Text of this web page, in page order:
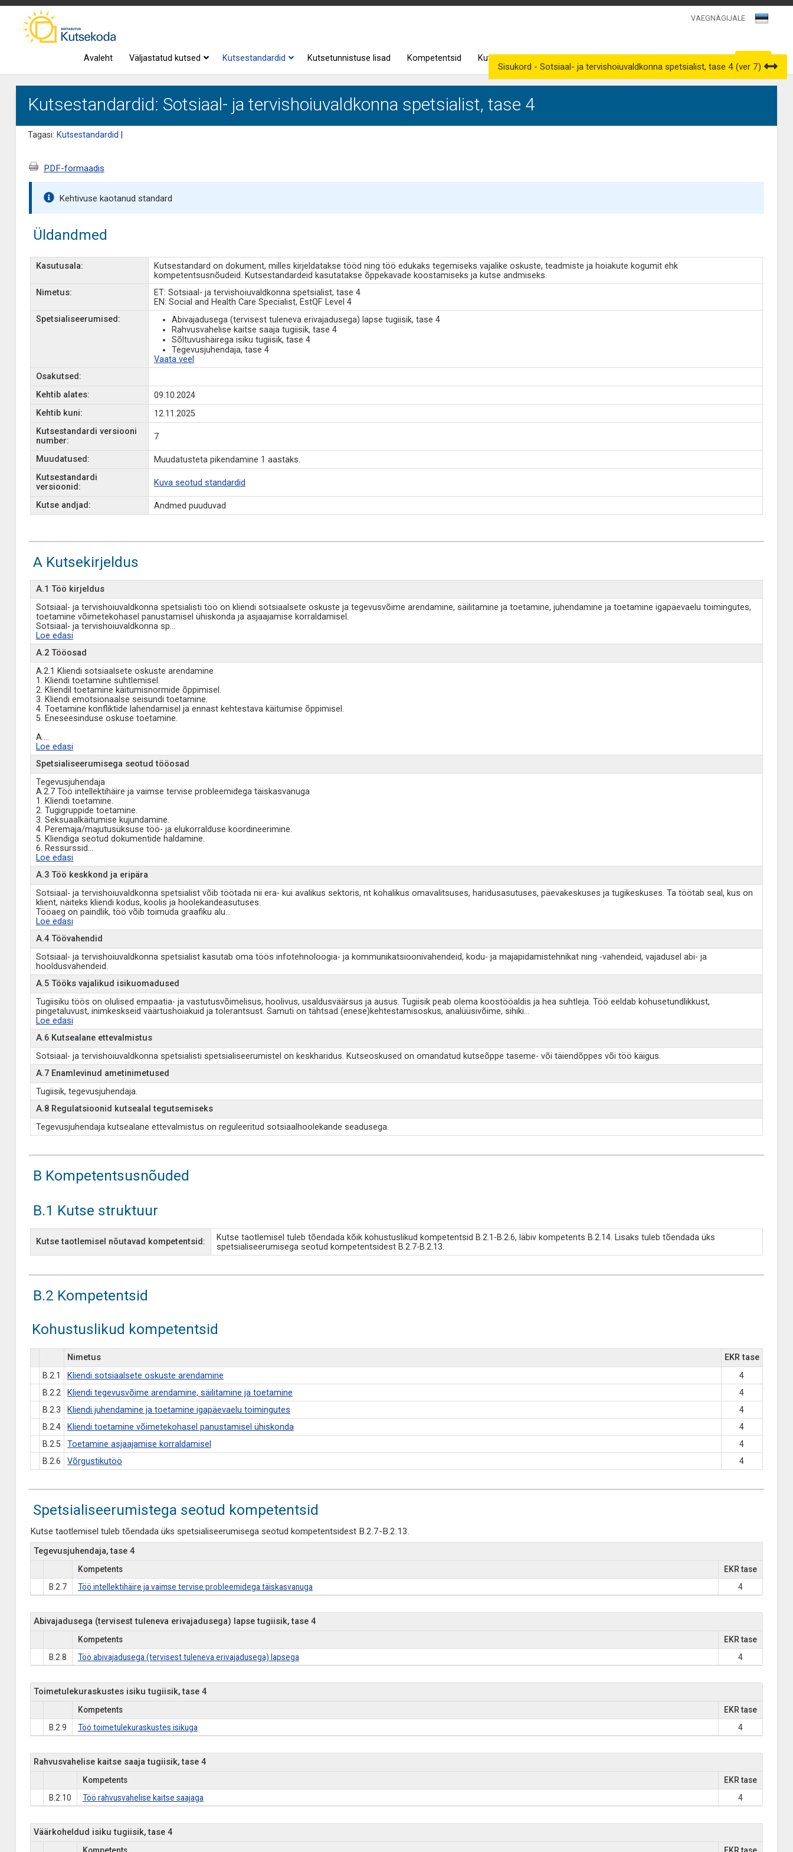
VAEGNÄGIJALE
Avaleht Väljastatud kutsed Kutsestandardid Kutsetunnistuse lisad Kompetentsid Kutse andjad
Kutsestandardid: Sotsiaal- ja tervishoiuvaldkonna spetsialist, tase 4
Tagasi: Kutsestandardid
Sisukord - Sotsiaal- ja tervishoiuvaldkonna spetsialist, tase 4 (ver 7)
PDF-formaadis
Kehtivuse kaotanud standard
Üldandmed
Kasutusala:
Kutsestandard on dokument, milles kirjeldatakse tööd ning töö edukaks tegemiseks vajalike oskuste, teadmiste ja hoiakute kogumit ehk
kompetentsusnõudeid. Kutsestandardeid kasutatakse õppekavade koostamiseks ja kutse andmiseks.
Nimetus:
ET: Sotsiaal- ja tervishoiuvaldkonna spetsialist, tase 4
EN: Social and Health Care Specialist, EstQF Level 4
Spetsialiseerumised:
Abivajadusega (tervisest tuleneva erivajadusega) lapse tugiisik, tase 4
Rahvusvahelise kaitse saaja tugiisik, tase 4
Sõltuvushäirega isiku tugiisik, tase 4
Tegevusjuhendaja, tase 4
Vaata veel
Osakutsed:
Kehtib alates:
09.10.2024
Kehtib kuni:
12.11.2025
Kutsestandardi versiooni
number:
7
Muudatused:
Muudatusteta pikendamine 1 aastaks.
Kutsestandardi
versioonid:
Kuva seotud standardid
Kutse andjad: Andmed puuduvad
A Kutsekirjeldus
A.1 Töö kirjeldus
Sotsiaal- ja tervishoiuvaldkonna spetsialisti töö on kliendi sotsiaalsete oskuste ja tegevusvõime arendamine, säilitamine ja toetamine, juhendamine ja toetamine igapäevaelu toimingutes,
toetamine võimetekohasel panustamisel ühiskonda ja asjaajamise korraldamisel.
Sotsiaal- ja tervishoiuvaldkonna sp...
Loe edasi
A.2 Tööosad
A.2.1 Kliendi sotsiaalsete oskuste arendamine
1. Kliendi toetamine suhtlemisel.
2. Kliendil toetamine käitumisnormide õppimisel.
3. Kliendi emotsionaalse seisundi toetamine.
4. Toetamine konfliktide lahendamisel ja ennast kehtestava käitumise õppimisel.
5. Eneseesinduse oskuse toetamine.
A....
Loe edasi
Spetsialiseerumisega seotud tööosad
Tegevusjuhendaja
A.2.7 Töö intellektihäire ja vaimse tervise probleemidega täiskasvanuga
1. Kliendi toetamine.
2. Tugigruppide toetamine.
3. Seksuaalkäitumise kujundamine.
4. Peremaja/majutusüksuse töö- ja elukorralduse koordineerimine.
5. Kliendiga seotud dokumentide haldamine.
6. Ressurssid...
Loe edasi
A.3 Töö keskkond ja eripära
Sotsiaal- ja tervishoiuvaldkonna spetsialist võib töötada nii era- kui avalikus sektoris, nt kohalikus omavalitsuses, haridusasutuses, päevakeskuses ja tugikeskuses. Ta töötab seal, kus on
klient, näiteks kliendi kodus, koolis ja hoolekandeasutuses.
Tööaeg on paindlik, töö võib toimuda graafiku alu...
Loe edasi
A.4 Töövahendid
Sotsiaal- ja tervishoiuvaldkonna spetsialist kasutab oma töös infotehnoloogia- ja kommunikatsioonivahendeid, kodu- ja majapidamistehnikat ning -vahendeid, vajadusel abi- ja
hooldusvahendeid.
A.5 Tööks vajalikud isikuomadused
Tugiisiku töös on olulised empaatia- ja vastutusvõimelisus, hoolivus, usaldusväärsus ja ausus. Tugiisik peab olema koostööaldis ja hea suhtleja. Töö eeldab kohusetundlikkust,
pingetaluvust, inimkeskseid väärtushoiakuid ja tolerantsust. Samuti on tähtsad (enese)kehtestamisoskus, analüüsivõime, sihiki...
Loe edasi
A.6 Kutsealane ettevalmistus
Sotsiaal- ja tervishoiuvaldkonna spetsialisti spetsialiseerumistel on keskharidus. Kutseoskused on omandatud kutseõppe taseme- või täiendõppes või töö käigus.
A.7 Enamlevinud ametinimetused
Tugiisik, tegevusjuhendaja.
A.8 Regulatsioonid kutsealal tegutsemiseks
Tegevusjuhendaja kutsealane ettevalmistus on reguleeritud sotsiaalhoolekande seadusega.
B Kompetentsusnõuded
B.1 Kutse struktuur
Kutse taotlemisel nõutavad kompetentsid:
Kutse taotlemisel tuleb tõendada kõik kohustuslikud kompetentsid B.2.1-B.2.6, läbiv kompetents B.2.14. Lisaks tuleb tõendada üks
spetsialiseerumisega seotud kompetentsidest B.2.7-B.2.13.
B.2 Kompetentsid
Kohustuslikud kompetentsid
Nimetus
EKR tase
B.2.1
Kliendi sotsiaalsete oskuste arendamine
4
B.2.2
Kliendi tegevusvõime arendamine, säilitamine ja toetamine
4
B.2.3
Kliendi juhendamine ja toetamine igapäevaelu toimingutes
4
B.2.4
Kliendi toetamine võimetekohasel panustamisel ühiskonda
4
B.2.5
Toetamine asjaajamise korraldamisel
4
B.2.6
Võrgustikutöö 4
Spetsialiseerumistega seotud kompetentsid
Kutse taotlemisel tuleb tõendada üks spetsialiseerumisega seotud kompetentsidest B.2.7-B.2.13.
Tegevusjuhendaja, tase 4
Kompetents
EKR tase
B.2.7
Töö intellektihäire ja vaimse tervise probleemidega täiskasvanuga 4
Abivajadusega (tervisest tuleneva erivajadusega) lapse tugiisik, tase 4
Kompetents
EKR tase
B.2.8
Töö abivajadusega (tervisest tuleneva erivajadusega) lapsega 4
Toimetulekuraskustes isiku tugiisik, tase 4
Kompetents
EKR tase
B.2.9
Töö toimetulekuraskustes isikuga 4
Rahvusvahelise kaitse saaja tugiisik, tase 4
Kompetents
EKR tase
B.2.10
Töö rahvusvahelise kaitse saajaga 4
Väärkoheldud isiku tugiisik, tase 4